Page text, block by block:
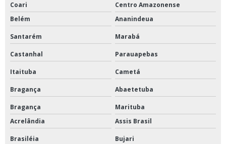
Coari
Centro Amazonense
Belém
Ananindeua
Santarém Marabá
Castanhal Parauapebas
Itaituba Cametá
Bragança Abaetetuba
Bragança
Marituba
Acrelândia
Assis Brasil
Brasiléia Bujari